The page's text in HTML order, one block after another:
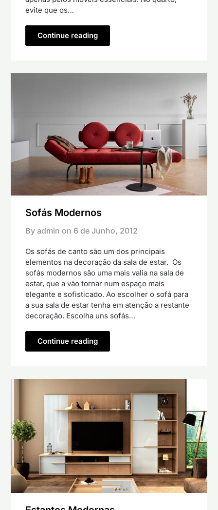
evite que os…
Continue reading
Sofás Modernos
By admin on 6 de Junho, 2012
Os sofás de canto são um dos principais
elementos na decoração da sala de estar. Os
sofás modernos são uma mais valia na sala de
estar, que a vão tornar num espaço mais
elegante e sofisticado. Ao escolher o sofá para
a sua sala de estar tenha em atenção a restante
decoração. Escolha uns sofás…
Continue reading